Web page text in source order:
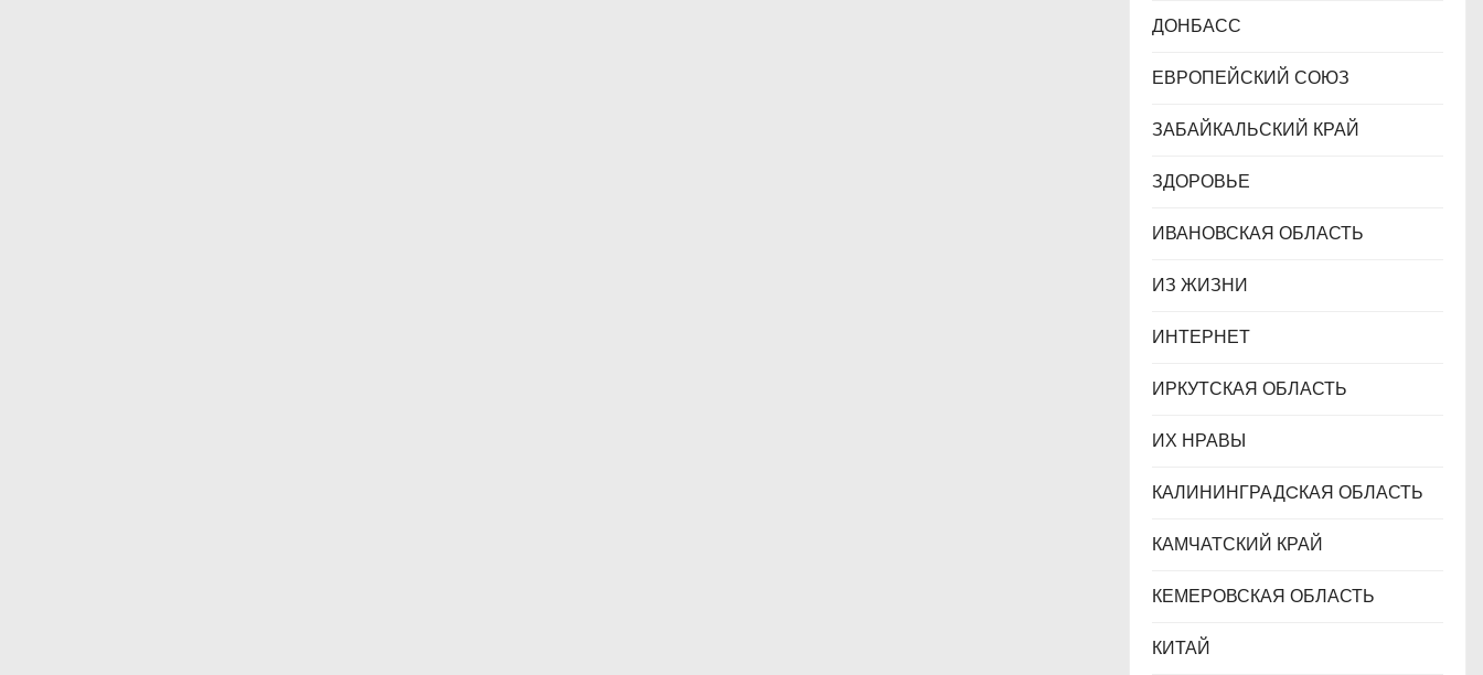
ДОНБАСС
ЕВРОПЕЙСКИЙ СОЮЗ
ЗАБАЙКАЛЬСКИЙ КРАЙ
ЗДОРОВЬЕ
ИВАНОВСКАЯ ОБЛАСТЬ
ИЗ ЖИЗНИ
ИНТЕРНЕТ
ИРКУТСКАЯ ОБЛАСТЬ
ИХ НРАВЫ
КАЛИНИНГРАДCКАЯ ОБЛАСТЬ
КАМЧАТСКИЙ КРАЙ
КЕМЕРОВСКАЯ ОБЛАСТЬ
КИТАЙ